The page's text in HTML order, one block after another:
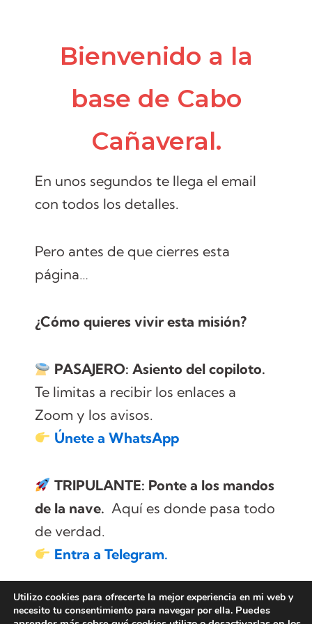
Bienvenido a la
base de Cabo
Cañaveral.
En unos segundos te llega el email
con todos los detalles.
Pero antes de que cierres esta
página…
¿Cómo quieres vivir esta misión?
PASAJERO: Asiento del copiloto.
Te limitas a recibir los enlaces a
Zoom y los avisos.
Únete a WhatsApp
TRIPULANTE: Ponte a los mandos
de la nave. Aquí es donde pasa todo
de verdad.
Entra a Telegram.
Si llegamos a 50 tripulantes, libero
Utilizo cookies para ofrecerte la mejor experiencia en mi web y
necesito tu consentimiento para navegar por ella. Puedes